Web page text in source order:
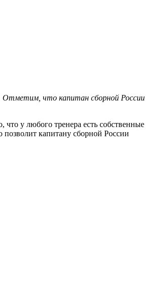
Отметим, что капитан сборной России
что у любого тренера есть собственные
капитану сборной России